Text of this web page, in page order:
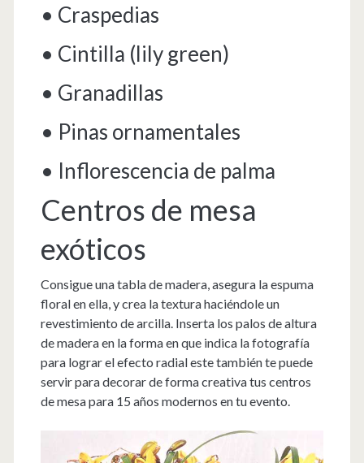
• Craspedias
• Cintilla (lily green)
• Granadillas
• Pinas ornamentales
• Inflorescencia de palma
Centros de mesa
exóticos
Consigue una tabla de madera, asegura la espuma
floral en ella, y crea la textura haciéndole un
revestimiento de arcilla. Inserta los palos de altura
de madera en la forma en que indica la fotografía
para lograr el efecto radial este también te puede
servir para decorar de forma creativa tus centros
de mesa para 15 años modernos en tu evento.